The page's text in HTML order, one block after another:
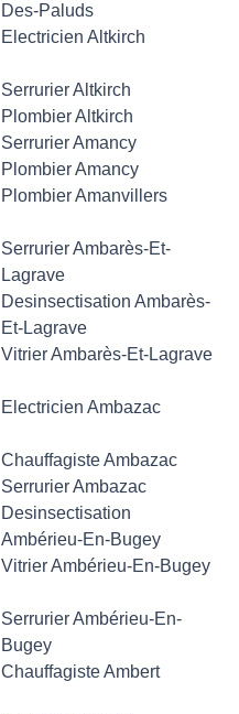
Des-Paluds
Electricien Altkirch
Serrurier Altkirch
Plombier Altkirch
Serrurier Amancy
Plombier Amancy
Plombier Amanvillers
Serrurier Ambarès-Et-
Lagrave
Desinsectisation Ambarès-
Et-Lagrave
Vitrier Ambarès-Et-Lagrave
Electricien Ambazac
Chauffagiste Ambazac
Serrurier Ambazac
Desinsectisation
Ambérieu-En-Bugey
Vitrier Ambérieu-En-Bugey
Serrurier Ambérieu-En-
Bugey
Chauffagiste Ambert